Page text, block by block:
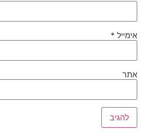
אימייל *
אתר